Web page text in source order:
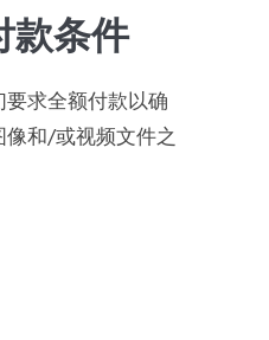
款条件
求全额付款以确
和/或视频文件之